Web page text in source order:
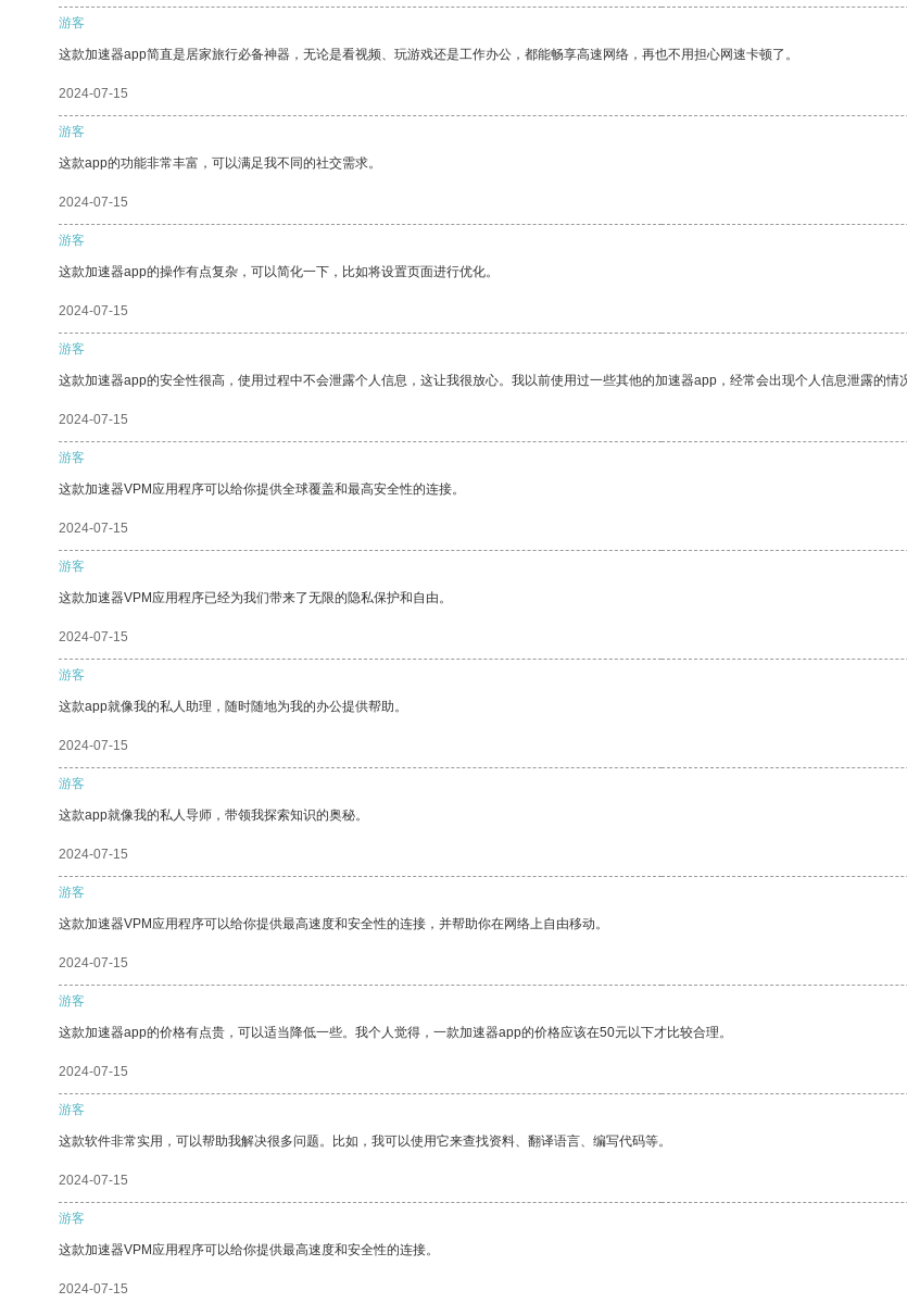
游客
这款加速器app简直是居家旅行必备神器，无论是看视频、玩游戏还是工作办公，都能畅享高速网络，再也不用担心网速卡顿了。
2024-07-15
游客
这款app的功能非常丰富，可以满足我不同的社交需求。
2024-07-15
游客
这款加速器app的操作有点复杂，可以简化一下，比如将设置页面进行优化。
2024-07-15
游客
这款加速器app的安全性很高，使用过程中不会泄露个人信息，这让我很放心。我以前使用过一些其他的加速器app，经常会出现个人信息泄露的情
2024-07-15
游客
这款加速器VPM应用程序可以给你提供全球覆盖和最高安全性的连接。
2024-07-15
游客
这款加速器VPM应用程序已经为我们带来了无限的隐私保护和自由。
2024-07-15
游客
这款app就像我的私人助理，随时随地为我的办公提供帮助。
2024-07-15
游客
这款app就像我的私人导师，带领我探索知识的奥秘。
2024-07-15
游客
这款加速器VPM应用程序可以给你提供最高速度和安全性的连接，并帮助你在网络上自由移动。
2024-07-15
游客
这款加速器app的价格有点贵，可以适当降低一些。我个人觉得，一款加速器app的价格应该在50元以下才比较合理。
2024-07-15
游客
这款软件非常实用，可以帮助我解决很多问题。比如，我可以使用它来查找资料、翻译语言、编写代码等。
2024-07-15
游客
这款加速器VPM应用程序可以给你提供最高速度和安全性的连接。
2024-07-15